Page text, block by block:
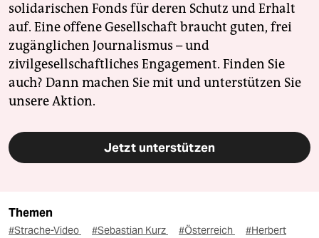
solidarischen Fonds für deren Schutz und Erhalt
auf. Eine offene Gesellschaft braucht guten, frei
zugänglichen Journalismus – und
zivilgesellschaftliches Engagement. Finden Sie
auch? Dann machen Sie mit und unterstützen Sie
unsere Aktion.
Jetzt unterstützen
Themen
#Strache-Video #Sebastian Kurz #Österreich
#Herbert